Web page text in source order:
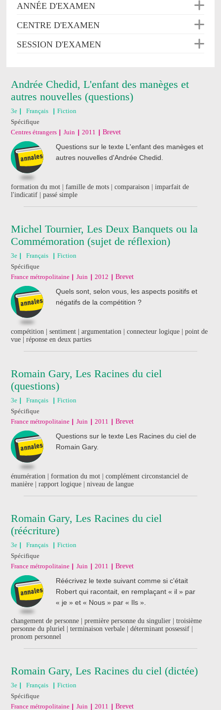
ANNÉE D'EXAMEN
CENTRE D'EXAMEN
SESSION D'EXAMEN
Andrée Chedid, L'enfant des manèges et
autres nouvelles (questions)
3e Français
Fiction
Spécifique
Centres étrangers
Juin 2011 Brevet
Questions sur le texte L'enfant des manèges et
autres nouvelles d'Andrée Chedid.
formation du mot | famille de mots | comparaison | imparfait de
l'indicatif | passé simple
Michel Tournier, Les Deux Banquets ou la
Commémoration (sujet de réflexion)
3e Français
Fiction
Spécifique
France métropolitaine
Juin 2012 Brevet
Quels sont, selon vous, les aspects positifs et
négatifs de la compétition ?
compétition | sentiment | argumentation | connecteur logique | point de
vue | réponse en deux parties
Romain Gary, Les Racines du ciel
(questions)
3e Français
Fiction
Spécifique
France métropolitaine
Juin 2011 Brevet
Questions sur le texte Les Racines du ciel de
Romain Gary.
énumération | formation du mot | complément circonstanciel de
manière | rapport logique | niveau de langue
Romain Gary, Les Racines du ciel
(réécriture)
3e Français
Fiction
Spécifique
France métropolitaine
Juin 2011 Brevet
Réécrivez le texte suivant comme si c'était
Robert qui racontait, en remplaçant « il » par
« je » et « Nous » par « Ils ».
changement de personne | première personne du singulier | troisième
personne du pluriel | terminaison verbale | déterminant possessif |
pronom personnel
Romain Gary, Les Racines du ciel (dictée)
3e Français
Fiction
Spécifique
France métropolitaine
Juin 2011 Brevet